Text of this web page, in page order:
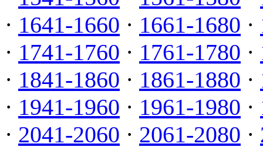
· 1641-1660 · 1661-1680 ·
· 1741-1760 · 1761-1780 ·
· 1841-1860 · 1861-1880 ·
· 1941-1960 · 1961-1980 ·
· 2041-2060 · 2061-2080 ·